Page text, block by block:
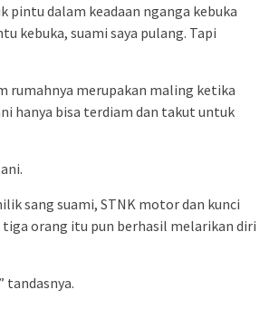
pintu dalam keadaan nganga kebuka
kebuka, suami saya pulang. Tapi
rumahnya merupakan maling ketika
hanya bisa terdiam dan takut untuk
sang suami, STNK motor dan kunci
orang itu pun berhasil melarikan diri
tandasnya.